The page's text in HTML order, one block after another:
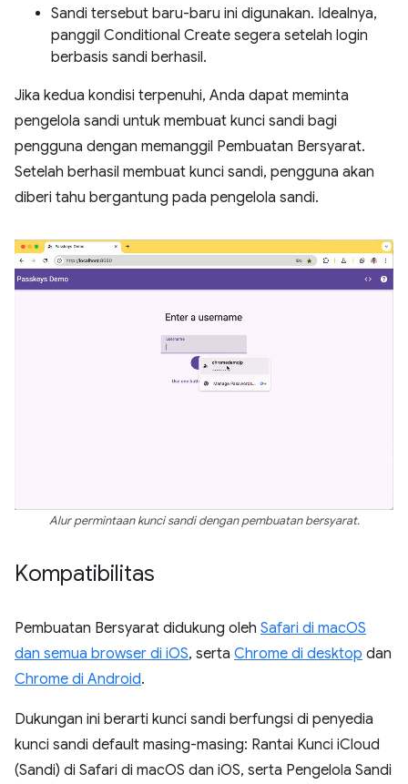
Sandi tersebut baru-baru ini digunakan. Idealnya,
panggil Conditional Create segera setelah login
berbasis sandi berhasil.
Jika kedua kondisi terpenuhi, Anda dapat meminta
pengelola sandi untuk membuat kunci sandi bagi
pengguna dengan memanggil Pembuatan Bersyarat.
Setelah berhasil membuat kunci sandi, pengguna akan
diberi tahu bergantung pada pengelola sandi.
Alur permintaan kunci sandi dengan pembuatan bersyarat.
Kompatibilitas
Pembuatan Bersyarat didukung oleh Safari di macOS
dan semua browser di iOS, serta Chrome di desktop dan
Chrome di Android.
Dukungan ini berarti kunci sandi berfungsi di penyedia
kunci sandi default masing-masing: Rantai Kunci iCloud
(Sandi) di Safari di macOS dan iOS, serta Pengelola Sandi